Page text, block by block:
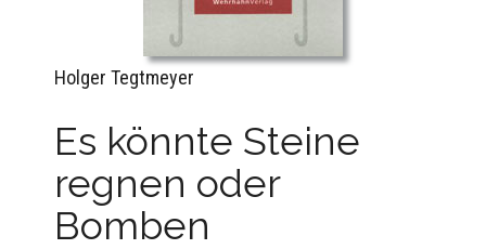
Holger Tegtmeyer
Es könnte Steine
regnen oder
Bomben